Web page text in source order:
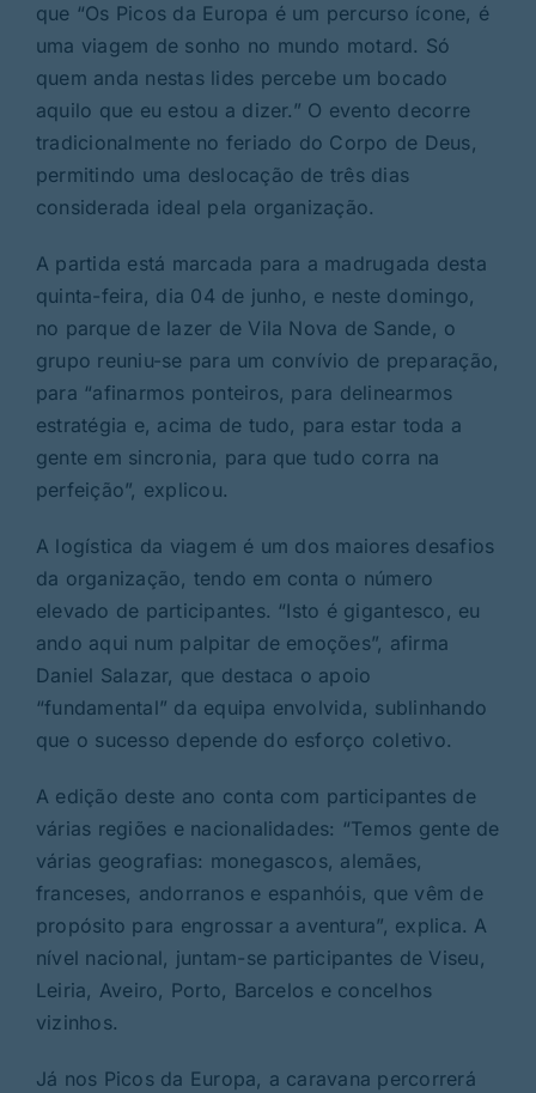
que “Os Picos da Europa é um percurso ícone, é
uma viagem de sonho no mundo motard. Só
quem anda nestas lides percebe um bocado
aquilo que eu estou a dizer.” O evento decorre
tradicionalmente no feriado do Corpo de Deus,
permitindo uma deslocação de três dias
considerada ideal pela organização.
A partida está marcada para a madrugada desta
quinta-feira, dia 04 de junho, e neste domingo,
no parque de lazer de Vila Nova de Sande, o
grupo reuniu-se para um convívio de preparação,
para “afinarmos ponteiros, para delinearmos
estratégia e, acima de tudo, para estar toda a
gente em sincronia, para que tudo corra na
perfeição”, explicou.
A logística da viagem é um dos maiores desafios
da organização, tendo em conta o número
elevado de participantes. “Isto é gigantesco, eu
ando aqui num palpitar de emoções”, afirma
Daniel Salazar, que destaca o apoio
“fundamental” da equipa envolvida, sublinhando
que o sucesso depende do esforço coletivo.
A edição deste ano conta com participantes de
várias regiões e nacionalidades: “Temos gente de
várias geografias: monegascos, alemães,
franceses, andorranos e espanhóis, que vêm de
propósito para engrossar a aventura”, explica. A
nível nacional, juntam-se participantes de Viseu,
Leiria, Aveiro, Porto, Barcelos e concelhos
vizinhos.
Já nos Picos da Europa, a caravana percorrerá